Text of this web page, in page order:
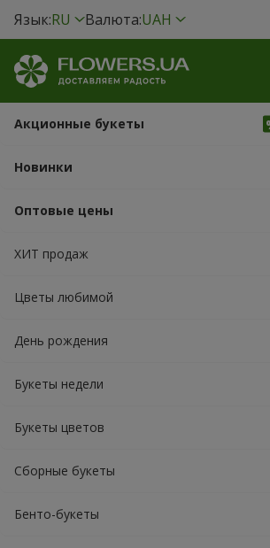
Язык:RU Валюта:UAH
Акционные букеты
Новинки
Оптовые цены
ХИТ продаж
Цветы любимой
День рождения
Букеты недели
Букеты цветов
Сборные букеты
Бенто-букеты